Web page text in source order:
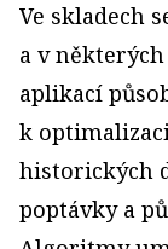
Ve skladech
a v
aplikací
k
historických
poptávky a